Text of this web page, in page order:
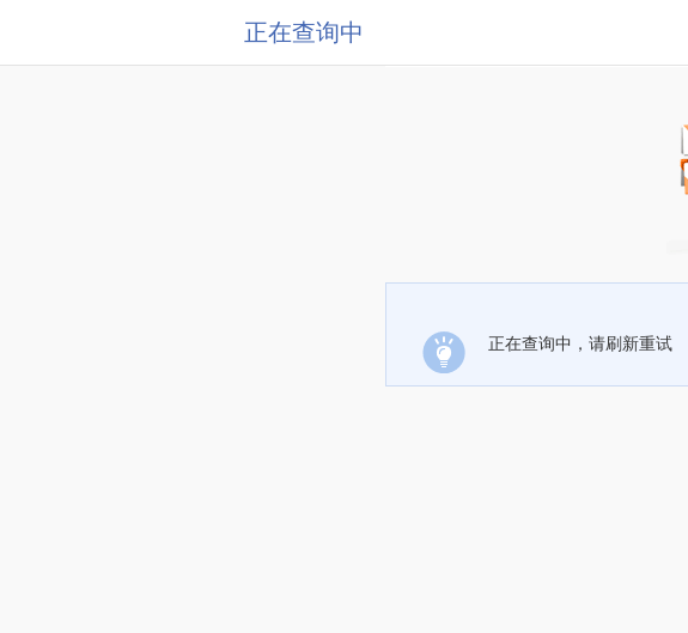
正在查询中
正在查询中，请刷新重试